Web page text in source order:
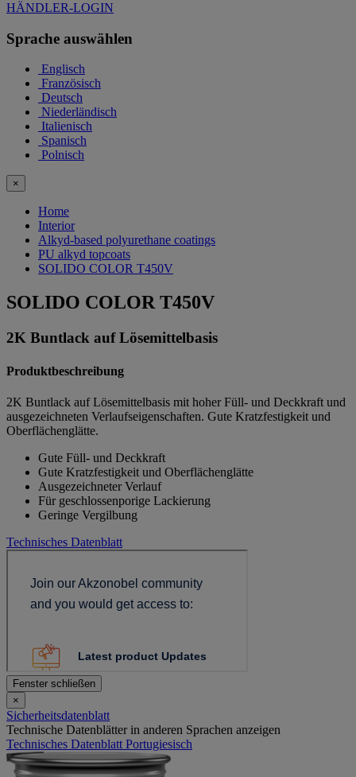
HÄNDLER-LOGIN
Sprache auswählen
Englisch
Französisch
Deutsch
Niederländisch
Italienisch
Spanisch
Polnisch
×
Home
Interior
Alkyd-based polyurethane coatings
PU alkyd topcoats
SOLIDO COLOR T450V
SOLIDO COLOR T450V
2K Buntlack auf Lösemittelbasis
Produktbeschreibung
2K Buntlack auf Lösemittelbasis mit hoher Füll- und Deckkraft und
ausgezeichneten Verlaufseigenschaften. Gute Kratzfestigkeit und
Oberflächenglätte.
Gute Füll- und Deckkraft
Gute Kratzfestigkeit und Oberflächenglätte
Ausgezeichneter Verlauf
Für geschlossenporige Lackierung
Geringe Vergilbung
Technisches Datenblatt
Fenster schließen
×
Sicherheitsdatenblatt
Technische Datenblätter in anderen Sprachen anzeigen
Technisches Datenblatt Portugiesisch